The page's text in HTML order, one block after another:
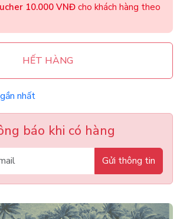
10.000 VNĐ cho khách hàng theo
HẾT HÀNG
nhất
báo khi có hàng
Gửi thông tin